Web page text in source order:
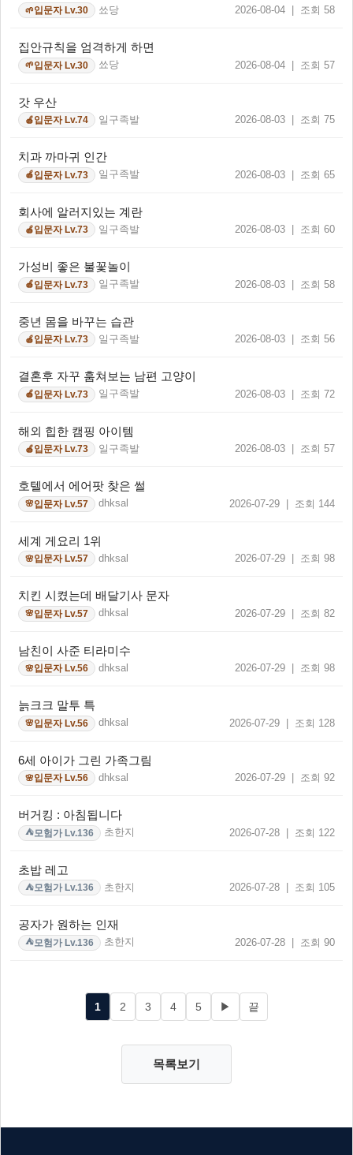
🌱입문자 Lv.30 쑈당 2026-08-04 | 조회 58
집안규칙을 엄격하게 하면
🌱입문자 Lv.30 쑈당 2026-08-04 | 조회 57
갓 우산
🍎입문자 Lv.74 일구족발 2026-08-03 | 조회 75
치과 까마귀 인간
🍎입문자 Lv.73 일구족발 2026-08-03 | 조회 65
회사에 알러지있는 계란
🍎입문자 Lv.73 일구족발 2026-08-03 | 조회 60
가성비 좋은 불꽃놀이
🍎입문자 Lv.73 일구족발 2026-08-03 | 조회 58
중년 몸을 바꾸는 습관
🍎입문자 Lv.73 일구족발 2026-08-03 | 조회 56
결혼후 자꾸 훔쳐보는 남편 고양이
🍎입문자 Lv.73 일구족발 2026-08-03 | 조회 72
해외 힙한 캠핑 아이템
🍎입문자 Lv.73 일구족발 2026-08-03 | 조회 57
호텔에서 에어팟 찾은 썰
🌸입문자 Lv.57 dhksal 2026-07-29 | 조회 144
세계 게요리 1위
🌸입문자 Lv.57 dhksal 2026-07-29 | 조회 98
치킨 시켰는데 배달기사 문자
🌸입문자 Lv.57 dhksal 2026-07-29 | 조회 82
남친이 사준 티라미수
🌸입문자 Lv.56 dhksal 2026-07-29 | 조회 98
늙크크 말투 특
🌸입문자 Lv.56 dhksal 2026-07-29 | 조회 128
6세 아이가 그린 가족그림
🌸입문자 Lv.56 dhksal 2026-07-29 | 조회 92
버거킹 : 아침됩니다
⛺모험가 Lv.136 초한지 2026-07-28 | 조회 122
초밥 레고
⛺모험가 Lv.136 초한지 2026-07-28 | 조회 105
공자가 원하는 인재
⛺모험가 Lv.136 초한지 2026-07-28 | 조회 90
1 2 3 4 5 ▶ 끝
목록보기